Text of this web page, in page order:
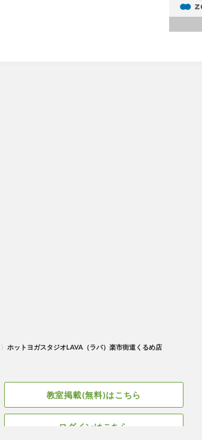
〉 ホットヨガスタジオLAVA（ラバ）楽市街道くるめ店
教室掲載(無料)はこちら
ログインはこちら